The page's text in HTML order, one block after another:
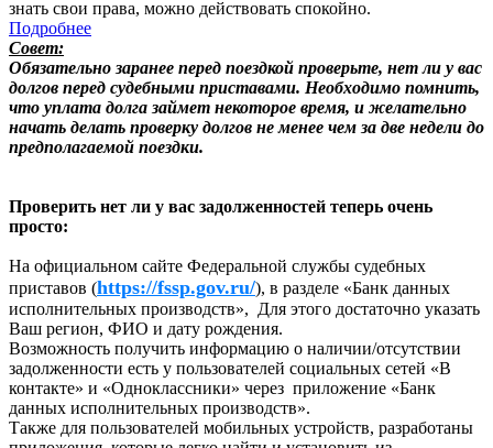
знать свои права, можно действовать спокойно.
Подробнее
Совет:
Обязательно заранее перед поездкой проверьте, нет ли у вас
долгов перед судебными приставами. Необходимо помнить,
что уплата долга займет некоторое время, и желательно
начать делать проверку долгов не менее чем за две недели до
предполагаемой поездки.
Проверить нет ли у вас задолженностей теперь очень
просто:
На официальном сайте Федеральной службы судебных
приставов (https://fssp.gov.ru/), в разделе «Банк данных
исполнительных производств», Для этого достаточно указать
Ваш регион, ФИО и дату рождения.
Возможность получить информацию о наличии/отсутствии
задолженности есть у пользователей социальных сетей «В
контакте» и «Одноклассники» через приложение «Банк
данных исполнительных производств».
Также для пользователей мобильных устройств, разработаны